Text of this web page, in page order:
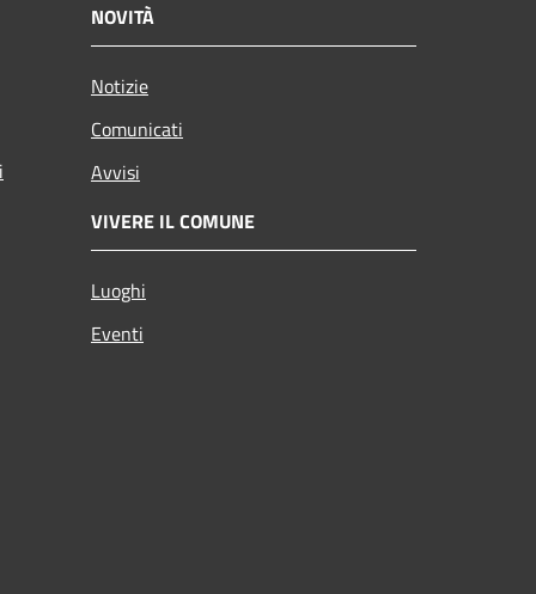
NOVITÀ
Notizie
Comunicati
Avvisi
VIVERE IL COMUNE
Luoghi
Eventi